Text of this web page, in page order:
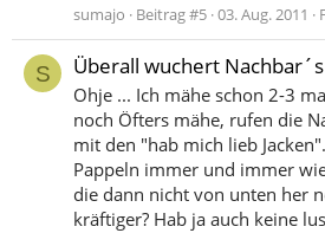
sumajo Beitrag #5 03. Aug. 2011
S Überall wuchert
Ohje ... Ich mähe schon 2-3
noch Öfters mähe, rufen die
mit den "hab mich lieb
Pappeln immer und immer
die dann nicht von unten her
kräftiger? Hab ja auch keine